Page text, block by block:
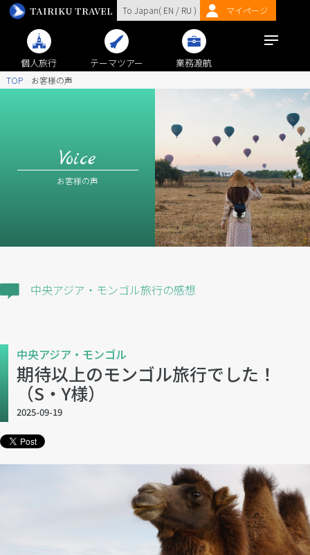
TAIRIKU TRAVEL To Japan( EN / RU ) マイページ
個人旅行 テーマツアー 業務渡航
TOP お客様の声
Voice
お客様の声
中央アジア・モンゴル旅行の感想
中央アジア・モンゴル
期待以上のモンゴル旅行でした！
（S・Y様）
2025-09-19